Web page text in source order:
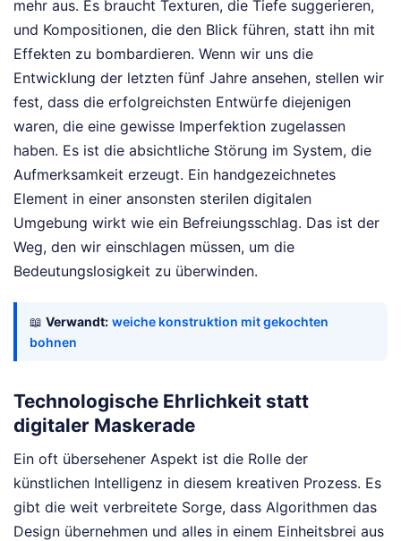
mehr aus. Es braucht Texturen, die Tiefe suggerieren,
und Kompositionen, die den Blick führen, statt ihn mit
Effekten zu bombardieren. Wenn wir uns die
Entwicklung der letzten fünf Jahre ansehen, stellen wir
fest, dass die erfolgreichsten Entwürfe diejenigen
waren, die eine gewisse Imperfektion zugelassen
haben. Es ist die absichtliche Störung im System, die
Aufmerksamkeit erzeugt. Ein handgezeichnetes
Element in einer ansonsten sterilen digitalen
Umgebung wirkt wie ein Befreiungsschlag. Das ist der
Weg, den wir einschlagen müssen, um die
Bedeutungslosigkeit zu überwinden.
📖 Verwandt: weiche konstruktion mit gekochten
bohnen
Technologische Ehrlichkeit statt
digitaler Maskerade
Ein oft übersehener Aspekt ist die Rolle der
künstlichen Intelligenz in diesem kreativen Prozess. Es
gibt die weit verbreitete Sorge, dass Algorithmen das
Design übernehmen und alles in einem Einheitsbrei aus